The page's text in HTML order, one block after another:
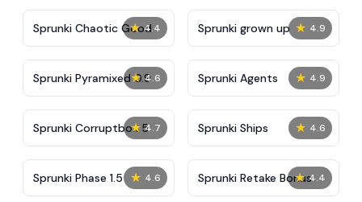
★ 4.4
Sprunki Chaotic Good ★ 4.9
Sprunki grown up
★ 4.6
Sprunki Pyramixed 0.9 ★ 4.9
Sprunki Agents
★ 4.7
Sprunki Corruptbox 5 ★ 4.6
Sprunki Ships
★ 4.6
Sprunki Phase 1.5 ★ 4.4
Sprunki Retake Bonus